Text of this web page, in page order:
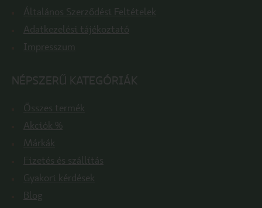
Általános Szerződési Feltételek
Adatkezelési tájékoztató
Impresszum
NÉPSZERŰ KATEGÓRIÁK
Összes termék
Akciók %
Márkák
Fizetés és szállítás
Gyakori kérdések
Blog